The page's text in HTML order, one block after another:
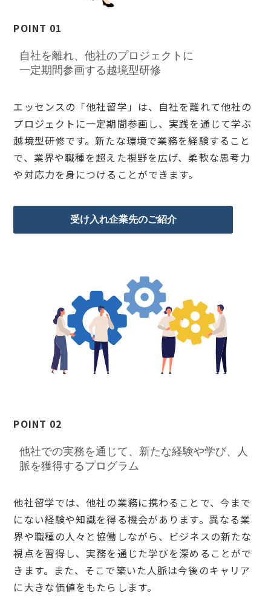
POINT 01
自社を離れ、他社のプロジェクトに
一定期間参画する越境型研修
エッセンスの「他社留学」は、自社を離れて他社の
プロジェクトに一定期間参画し、実践を通じて学ぶ
越境型研修です。新たな環境で業務を経験すること
で、業界や職種を超えた視野を広げ、柔軟な思考力
や対応力を身につけることができます。
受け入れ企業先のご紹介
POINT 02
他社での実務を通じて、新たな経験や学び、人
脈を獲得するプログラム
他社留学では、他社の業務に携わることで、今まで
にない経験や知識を得る機会があります。異なる業
界や職種の人々と協働しながら、ビジネスの新たな
視点を習得し、実務を通じた学びを深めることがで
きます。また、そこで築いた人脈は今後のキャリア
に大きな価値をもたらします。